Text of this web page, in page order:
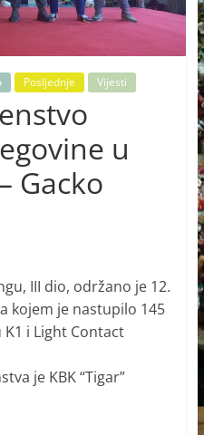
Posljednje Vijesti
u
Gacko
III dio, održano je 12.
kojem je nastupilo 145
i Light Contact
je KBK “Tigar”